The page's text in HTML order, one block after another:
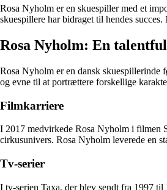
Rosa Nyholm er en skuespiller med et
skuespillere har bidraget til hendes
Rosa Nyholm: En
Rosa Nyholm er en dansk
og evne til at portrættere forskellige
Filmkarriere
I 2017 medvirkede Rosa Nyholm i filmen
cirkusunivers. Rosa Nyholm leverede en
Tv-serier
I tv-serien Taxa, der blev sendt fra 1997